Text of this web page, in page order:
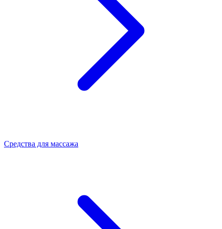
Средства для массажа